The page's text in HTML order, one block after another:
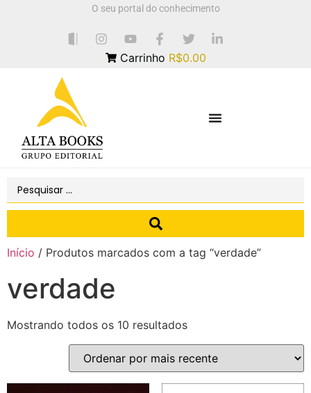
O seu portal do conhecimento
Carrinho R$0.00
Início / Produtos marcados com a tag “verdade”
verdade
Mostrando todos os 10 resultados